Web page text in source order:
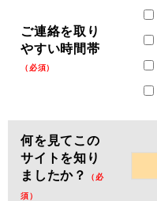
ご連絡を取り
やすい時間帯
（必須）
何を見てこの
サイトを知り
ましたか？
（必
須）